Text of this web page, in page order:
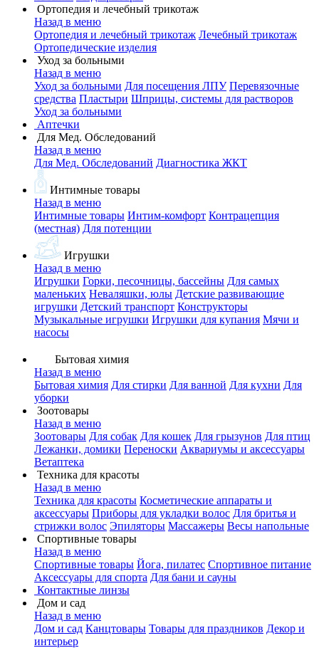
Ортопедия и лечебный трикотаж
Назад в меню
Ортопедия и лечебный трикотаж Лечебный трикотаж
Ортопедические изделия
Уход за больными
Назад в меню
Уход за больными Для посещения ЛПУ Перевязочные
средства Пластыри Шприцы, системы для растворов
Уход за больными
Аптечки
Для Мед. Обследований
Назад в меню
Для Мед. Обследований Диагностика ЖКТ
Интимные товары
Назад в меню
Интимные товары Интим-комфорт Контрацепция
(местная) Для потенции
Игрушки
Назад в меню
Игрушки Горки, песочницы, бассейны Для самых
маленьких Неваляшки, юлы Детские развивающие
игрушки Детский транспорт Конструкторы
Музыкальные игрушки Игрушки для купания Мячи и
насосы
Бытовая химия
Назад в меню
Бытовая химия Для стирки Для ванной Для кухни Для
уборки
Зоотовары
Назад в меню
Зоотовары Для собак Для кошек Для грызунов Для птиц
Лежанки, домики Переноски Аквариумы и аксессуары
Ветаптека
Техника для красоты
Назад в меню
Техника для красоты Косметические аппараты и
аксессуары Приборы для укладки волос Для бритья и
стрижки волос Эпиляторы Массажеры Весы напольные
Спортивные товары
Назад в меню
Спортивные товары Йога, пилатес Спортивное питание
Аксессуары для спорта Для бани и сауны
Контактные линзы
Дом и сад
Назад в меню
Дом и сад Канцтовары Товары для праздников Декор и
интерьер